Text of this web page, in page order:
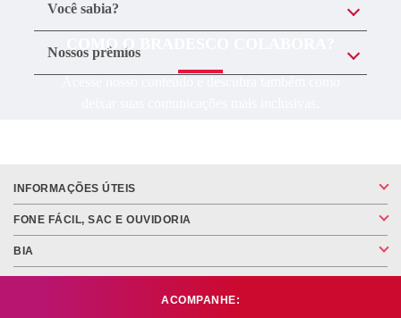
Você sabia?
Nossos prêmios
COMO O BRADESCO COLABORA?
INFORMAÇÕES ÚTEIS
FONE FÁCIL, SAC E OUVIDORIA
BIA
ACOMPANHE: